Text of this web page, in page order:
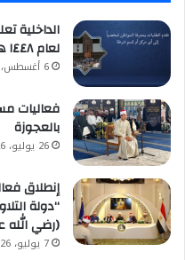
الداخلية
لعام ١٤٤٨ هجرية ٢٠٢٧
6 أغسطس، 2026
فعاليات
بالعجوزة
26 يوليو، 2026
إنطلاق
“دولة
(رضي الله
7 يوليو، 2026